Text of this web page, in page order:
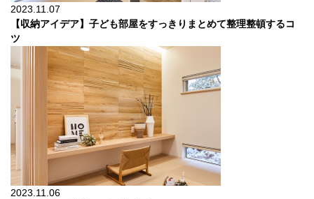
2023.11.07
【収納アイデア】子ども部屋をすっきりまとめて整理整頓するコ
ツ
2023.11.06